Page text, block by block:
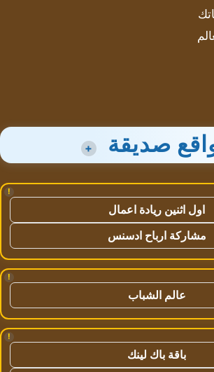
صديقة +
!
اول اثنين ريادة اعمال
مشاركة ارباح ادسنس
!
عالم الشباب
!
باقة باك لينك